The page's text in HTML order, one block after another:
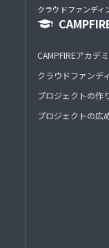
クラウドファンディ
CAMPFIREアカデ
クラウドファンデ
プロジェクトの作
プロジェクトの広